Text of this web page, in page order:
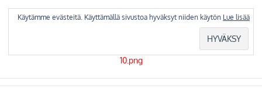
Käytämme evästeitä. Käyttämällä sivustoa hyväksyt niiden käytön Lue lisää